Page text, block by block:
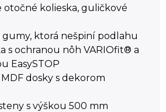
otočné kolieska, guličkové
gumy, ktorá nešpiní podlahu
s ochranou nôh VARIOfit® a
EasySTOP
dosky s dekorom
s výškou 500 mm